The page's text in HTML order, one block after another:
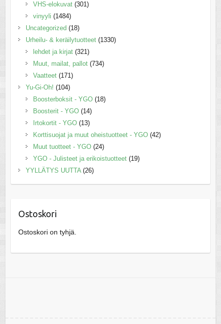
VHS-elokuvat (301)
vinyyli (1484)
Uncategorized (18)
Urheilu- & keräilytuotteet (1330)
lehdet ja kirjat (321)
Muut, mailat, pallot (734)
Vaatteet (171)
Yu-Gi-Oh! (104)
Boosterboksit - YGO (18)
Boosterit - YGO (14)
Irtokortit - YGO (13)
Korttisuojat ja muut oheistuotteet - YGO (42)
Muut tuotteet - YGO (24)
YGO - Julisteet ja erikoistuotteet (19)
YYLLÄTYS UUTTA (26)
Ostoskori
Ostoskori on tyhjä.